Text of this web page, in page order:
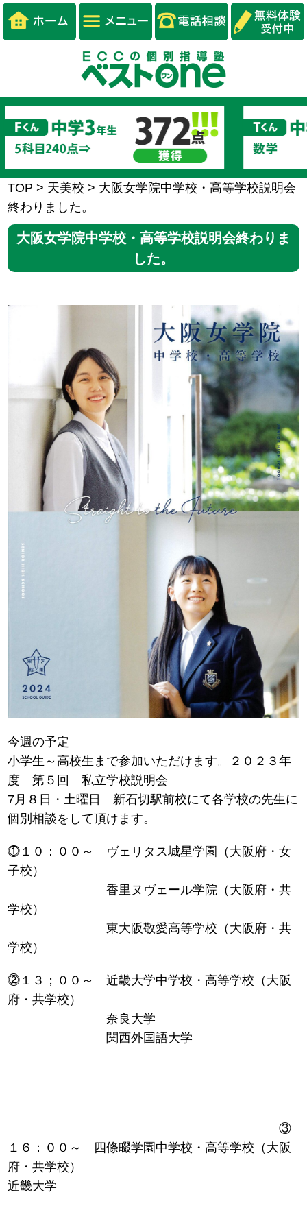
TOP > 天美校 > 大阪女学院中学校・高等学校説明会
終わりました。
大阪女学院中学校・高等学校説明会終わりま
した。
今週の予定
小学生～高校生まで参加いただけます。２０２３年
度 第５回 私立学校説明会
7月８日・土曜日 新石切駅前校にて各学校の先生に
個別相談をして頂けます。
⓵１０：００～ ヴェリタス城星学園（大阪府・女
子校）
香里ヌヴェール学院（大阪府・共
学校）
東大阪敬愛高等学校（大阪府・共
学校）
⓶１３；００～ 近畿大学中学校・高等学校（大阪
府・共学校）
奈良大学
関西外国語大学
③
１６：００～ 四條畷学園中学校・高等学校（大阪
府・共学校）
近畿大学